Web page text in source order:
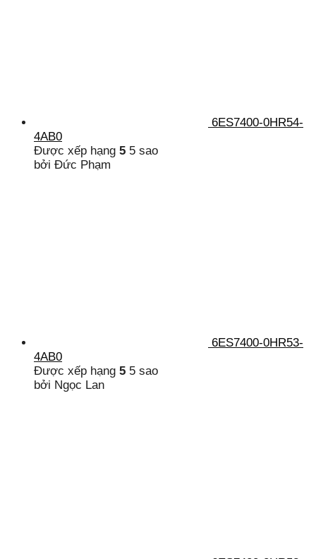
6ES7400-0HR54-
4AB0
Được xếp hạng 5 5 sao
bởi Đức Phạm
6ES7400-0HR53-
4AB0
Được xếp hạng 5 5 sao
bởi Ngọc Lan